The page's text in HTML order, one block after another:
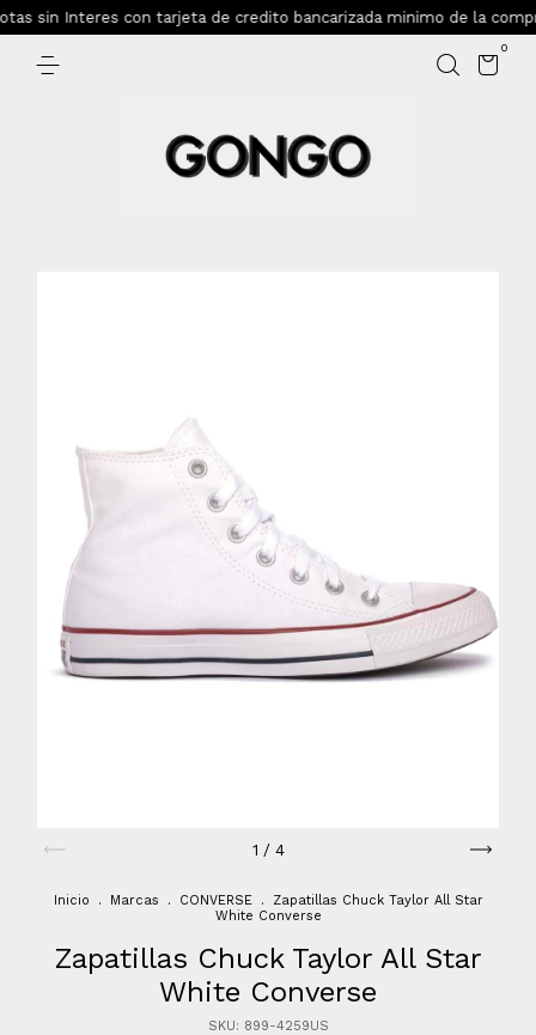
sin Interes con tarjeta de credito bancarizada minimo de la compra
0
1 / 4
Inicio . Marcas . CONVERSE .
Zapatillas Chuck Taylor All Star
White Converse
Zapatillas Chuck Taylor All Star
White Converse
SKU: 899-4259US